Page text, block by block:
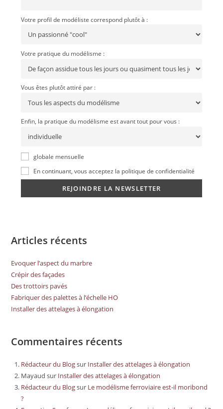
Votre profil de modéliste correspond plutôt à :
Votre pratique du modélisme :
Vous êtes plutôt attiré par :
Enfin, la pratique du modélisme est avant tout pour vous :
globale mensuelle
En continuant, vous acceptez la politique de confidentialité
Articles récents
Evoquer l’aspect du marbre
Crépir des façades
Des trottoirs pavés
Fabriquer des palettes à l’échelle HO
Installer des attelages à élongation
Commentaires récents
Rédacteur du Blogsur Installer des attelages à élongation
Mayaud sur Installer des attelages à élongation
Rédacteur du Blogsur Le modélisme ferroviaire est-il moribond
?